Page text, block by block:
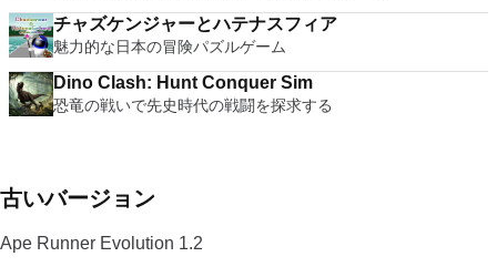
チャズケンジャーとハテナスフィア
魅力的な日本の冒険パズルゲーム
Dino Clash: Hunt Conquer Sim
恐竜の戦いで先史時代の戦闘を探求する
古いバージョン
Ape Runner Evolution 1.2